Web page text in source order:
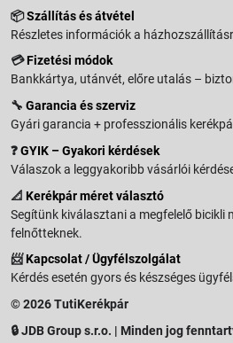
📦Szállítás és átvétel
Részletes információk a
💳Fizetési módok
Bankkártya, utánvét, előre utalás –
🔧 Garancia és szerviz
Gyári garancia + professzionális
❓GYIK – Gyakori kérdések
Válaszok a leggyakoribb vásárlói
📐 Kerékpár méret választó
Segítünk kiválasztani a megfelelő bicikli
felnőtteknek.
📨Kapcsolat / Ügyfélszolgálat
Kérdés esetén gyors és készséges
© 2026 TutiKerékpár
🔒 JDB Group s.r.o. | Minden jog